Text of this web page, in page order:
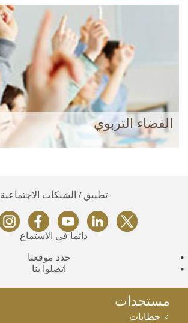
الفضاء التربوي
تطبيق / الشبكات الاجتماعية
دائماً في الاستماع
حدد موقعنا
اتصلوا بنا
مستجدات
خطابات